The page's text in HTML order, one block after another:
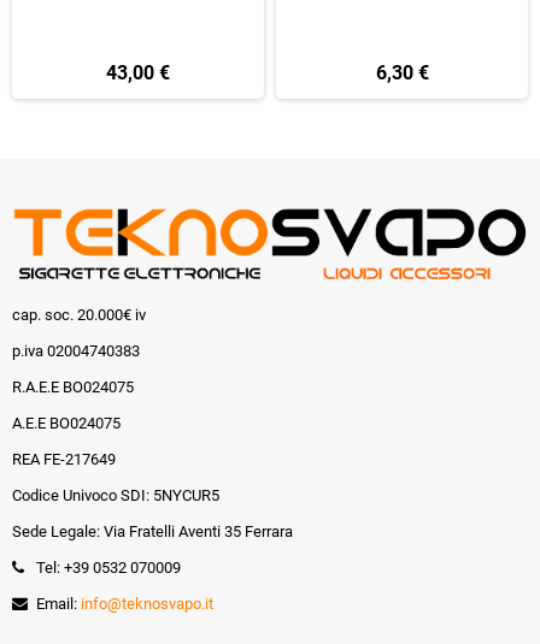
43,00 € 6,30 €
cap. soc. 20.000€ iv
p.iva 02004740383
R.A.E.E BO024075
A.E.E BO024075
REA FE-217649
Codice Univoco SDI: 5NYCUR5
Sede Legale: Via Fratelli Aventi 35 Ferrara
Tel: +39 0532 070009
Email: info@teknosvapo.it